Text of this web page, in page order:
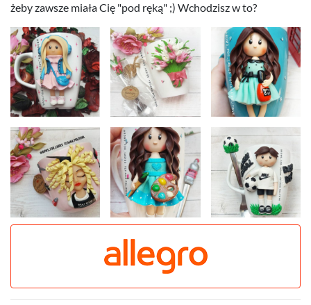
żeby zawsze miała Cię "pod ręką" ;) Wchodzisz w to?